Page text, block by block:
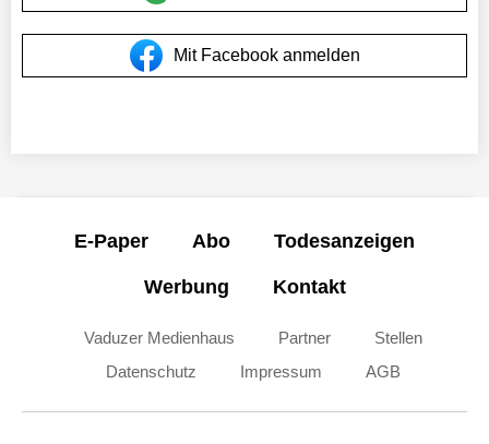
Mit Facebook anmelden
E-Paper Abo Todesanzeigen
Werbung Kontakt
Vaduzer Medienhaus Partner
Stellen
Datenschutz
Impressum AGB